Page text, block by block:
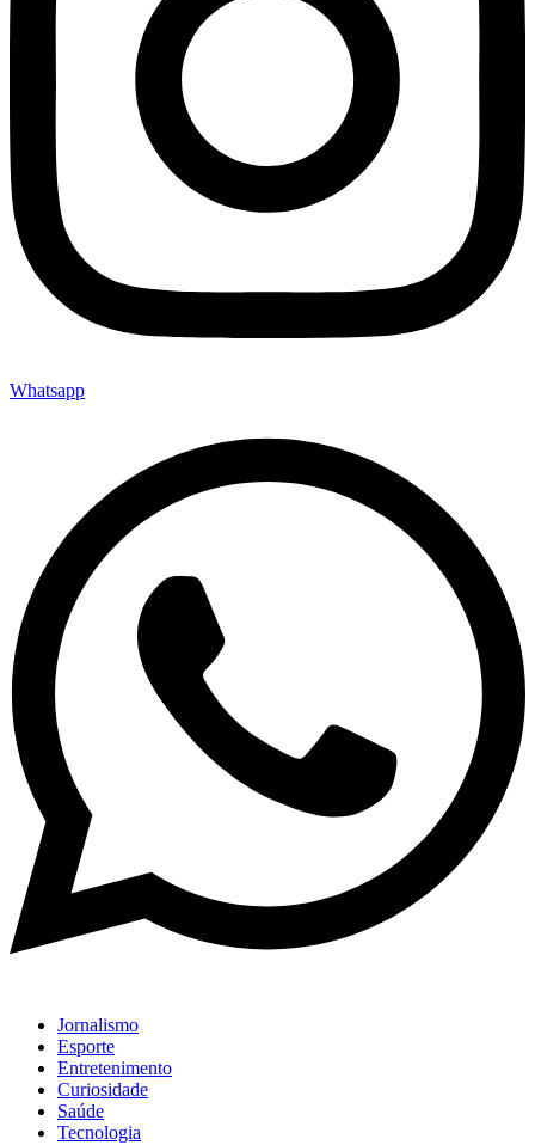
Whatsapp
Jornalismo
Esporte
Entretenimento
Curiosidade
Saúde
Tecnologia